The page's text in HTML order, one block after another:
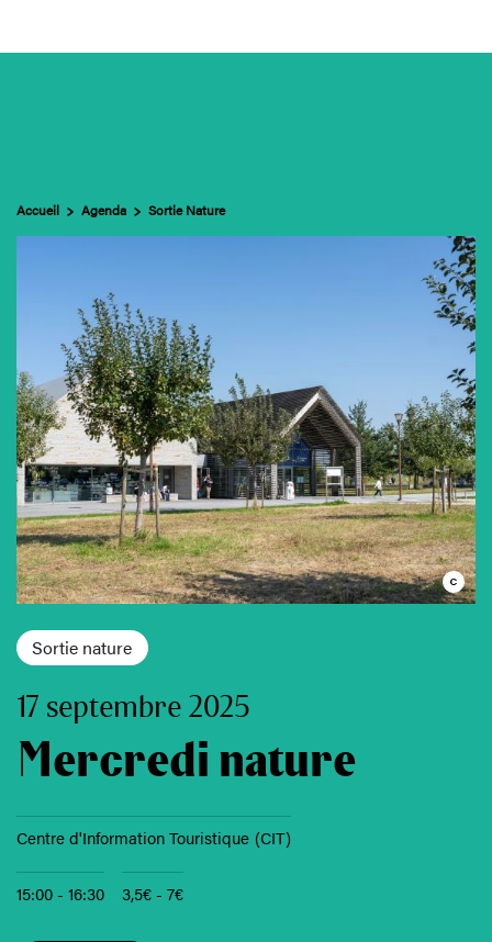
& visites
Accueil Agenda Sortie Nature
Sortie nature
17 septembre 2025
Mercredi nature
Centre d'Information Touristique (CIT)
15:00 - 16:30 3,5€ - 7€